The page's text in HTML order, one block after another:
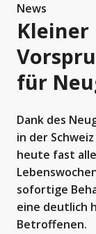
News
Kleiner
für
Dank des
in der
heute fast
sofortige
eine deutlich
Betroffenen.